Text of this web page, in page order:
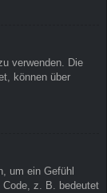
verwenden. Die
können über
um ein Gefühl
z. B. bedeutet